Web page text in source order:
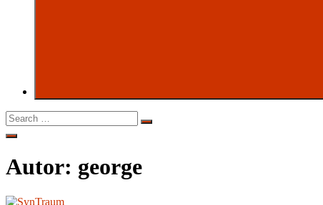
Search
for:
Search
Open
Autor: george